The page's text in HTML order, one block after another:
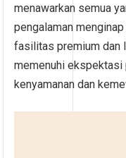
menawarkan semua
pengalaman
fasilitas premium dan
memenuhi ekspektasi
kenyamanan dan